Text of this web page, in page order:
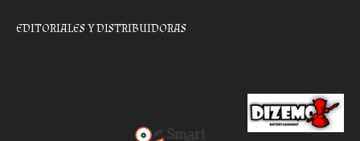
EDITORIALES Y DISTRIBUIDORAS